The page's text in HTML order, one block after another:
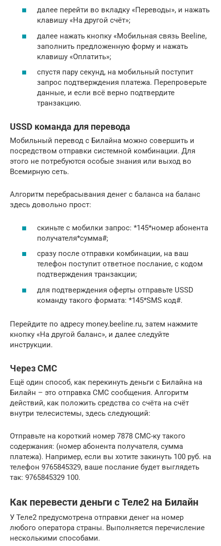
далее перейти во вкладку «Переводы», и нажать
клавишу «На другой счёт»;
далее нажать кнопку «Мобильная связь Beeline,
заполнить предложенную форму и нажать
клавишу «Оплатить»;
спустя пару секунд, на мобильный поступит
запрос подтверждения платежа. Перепроверьте
данные, и если всё верно подтвердите
транзакцию.
USSD команда для перевода
Мобильный перевод с Билайна можно совершить и
посредством отправки системной комбинации. Для
этого не потребуются особые знания или выход во
Всемирную сеть.
Алгоритм перебрасывания денег с баланса на баланс
здесь довольно прост:
скиньте с мобилки запрос: *145*номер абонента
получателя*сумма#;
сразу после отправки комбинации, на ваш
телефон поступит ответное послание, с кодом
подтверждения транзакции;
для подтверждения оферты отправьте USSD
команду такого формата: *145*SMS код#.
Перейдите по адресу money.beeline.ru, затем нажмите
кнопку «На другой баланс», и далее следуйте
инструкции.
Через СМС
Ещё один способ, как перекинуть деньги с Билайна на
Билайн – это отправка СМС сообщения. Алгоритм
действий, как положить средства со счёта на счёт
внутри телесистемы, здесь следующий:
Отправьте на короткий номер 7878 СМС-ку такого
содержания: (номер абонента получателя, сумма
платежа). Например, если вы хотите закинуть 100 руб. на
телефон 9765845329, ваше послание будет выглядеть
так: 9765845329 100.
Как перевести деньги с Теле2 на Билайн
У Теле2 предусмотрена отправки денег на номер
любого оператора страны. Выполняется перечисление
несколькими способами.